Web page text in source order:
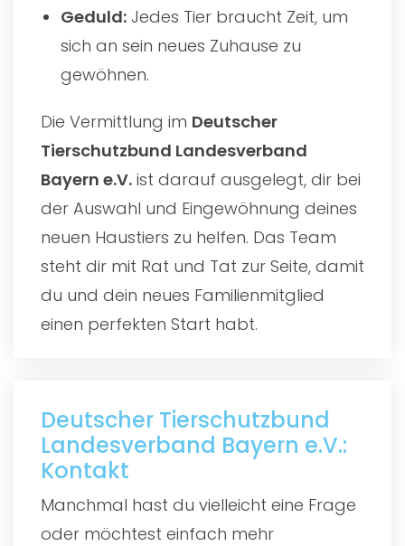
Geduld: Jedes Tier braucht Zeit, um
sich an sein neues Zuhause zu
gewöhnen.
Die Vermittlung im Deutscher
Tierschutzbund Landesverband
Bayern e.V. ist darauf ausgelegt, dir bei
der Auswahl und Eingewöhnung deines
neuen Haustiers zu helfen. Das Team
steht dir mit Rat und Tat zur Seite, damit
du und dein neues Familienmitglied
einen perfekten Start habt.
Deutscher Tierschutzbund
Landesverband Bayern e.V.:
Kontakt
Manchmal hast du vielleicht eine Frage
oder möchtest einfach mehr